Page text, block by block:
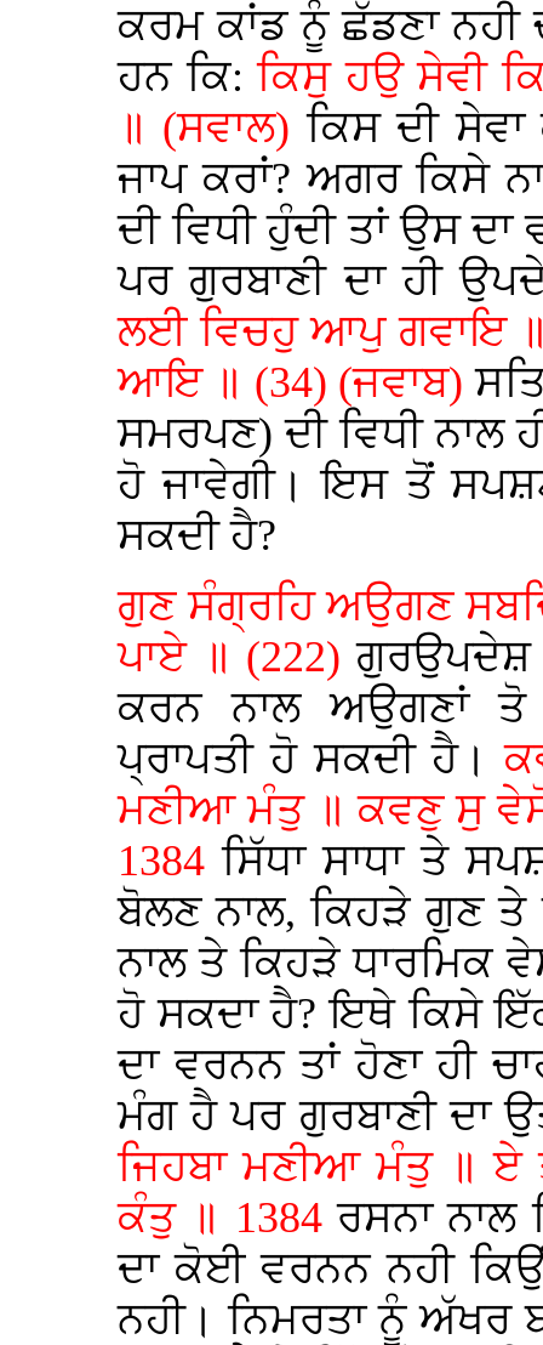
ਕਰਮ ਕਾਂਡ ਨੂੰ ਛੱਡਣਾ ਨਹੀ
ਹਨ ਕਿ:ਕਿਸੁ ਹਉ ਸੇਵੀ
॥ (ਸਵਾਲ)ਕਿਸ ਦੀ
ਜਾਪ ਕਰਾਂ? ਅਗਰ ਕਿਸੇ
ਦੀ ਵਿਧੀ ਹੁੰਦੀ ਤਾਂ ਉਸ
ਪਰ ਗੁਰਬਾਣੀ ਦਾ ਹੀ
ਲਈ ਵਿਚਹੁ ਆਪੁ ਗਵਾਇ ॥
ਆਇ ॥ (34) (ਜਵਾਬ)
ਸਮਰਪਣ) ਦੀ ਵਿਧੀ ਨਾਲ
ਹੋ ਜਾਵੇਗੀ। ਇਸ ਤੋਂ
ਸਕਦੀ ਹੈ?
ਗੁਣ ਸੰਗ੍ਰਹਿ ਅਉਗਣ
ਪਾਏ ॥ (222)ਗੁਰਉਪਦੇਸ਼
ਕਰਨ ਨਾਲ ਅਉਗਣਾਂ ਤੋ
ਪ੍ਰਾਪਤੀ ਹੋ ਸਕਦੀ ਹੈ।
ਮਣੀਆ ਮੰਤੁ ॥ ਕਵਣੁ ਸੁ
1384ਸਿੱਧਾ ਸਾਧਾ ਤੇ
ਬੋਲਣ ਨਾਲ, ਕਿਹੜੇ ਗੁਣ ਤੇ
ਨਾਲ ਤੇ ਕਿਹੜੇ ਧਾਰਮਿਕ
ਹੋ ਸਕਦਾ ਹੈ? ਇਥੇ ਕਿਸੇ
ਦਾ ਵਰਨਨ ਤਾਂ ਹੋਣਾ ਹੀ
ਮੰਗ ਹੈ ਪਰ ਗੁਰਬਾਣੀ ਦਾ
ਜਿਹਬਾ ਮਣੀਆ ਮੰਤੁ ॥ ਏ
ਕੰਤੁ ॥ 1384ਰਸਨਾ
ਦਾ ਕੋਈ ਵਰਨਨ ਨਹੀ
ਨਹੀ। ਨਿਮਰਤਾ ਨੂੰ ਅੱਖਰ